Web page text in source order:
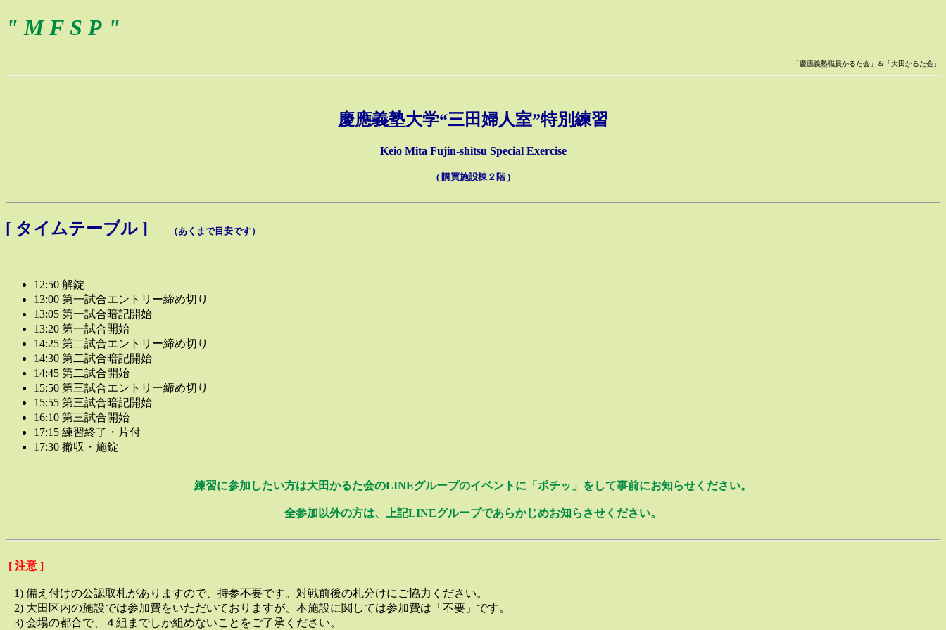
" M F S P "
「慶應義塾職員かるた会」＆「大田かるた会」
慶應義塾大学“三田婦人室”特別練習
Keio Mita Fujin-shitsu Special Exercise
( 購買施設棟２階 )
[ タイムテーブル ] （あくまで目安です）
12:50 解錠
13:00 第一試合エントリー締め切り
13:05 第一試合暗記開始
13:20 第一試合開始
14:25 第二試合エントリー締め切り
14:30 第二試合暗記開始
14:45 第二試合開始
15:50 第三試合エントリー締め切り
15:55 第三試合暗記開始
16:10 第三試合開始
17:15 練習終了・片付
17:30 撤収・施錠
練習に参加したい方は大田かるた会のLINEグループのイベントに「ポチッ」をして事前にお知らせください。
全参加以外の方は、上記LINEグループであらかじめお知らさせください。
[ 注意 ]
1) 備え付けの公認取札がありますので、持参不要です。対戦前後の札分けにご協力ください。
2) 大田区内の施設では参加費をいただいておりますが、本施設に関しては参加費は「不要」です。
3) 会場の都合で、４組までしか組めないことをご了承ください。